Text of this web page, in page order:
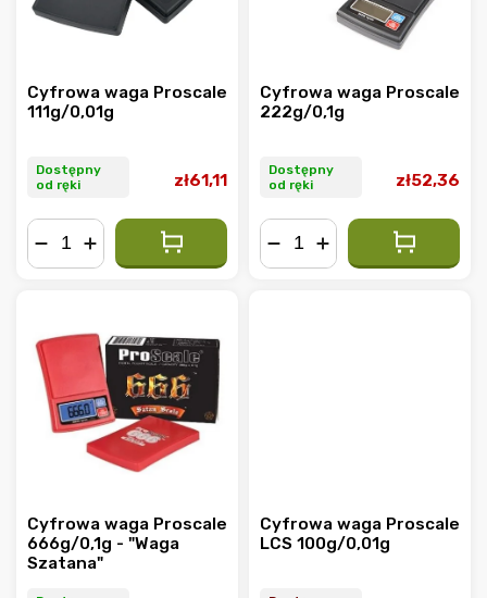
Cyfrowa waga Proscale
111g/0,01g
Dostępny
od ręki
zł61,11
Cyfrowa waga Proscale
222g/0,1g
Dostępny
od ręki
zł52,36
Cyfrowa waga Proscale
666g/0,1g - "Waga
Szatana"
Cyfrowa waga Proscale
LCS 100g/0,01g